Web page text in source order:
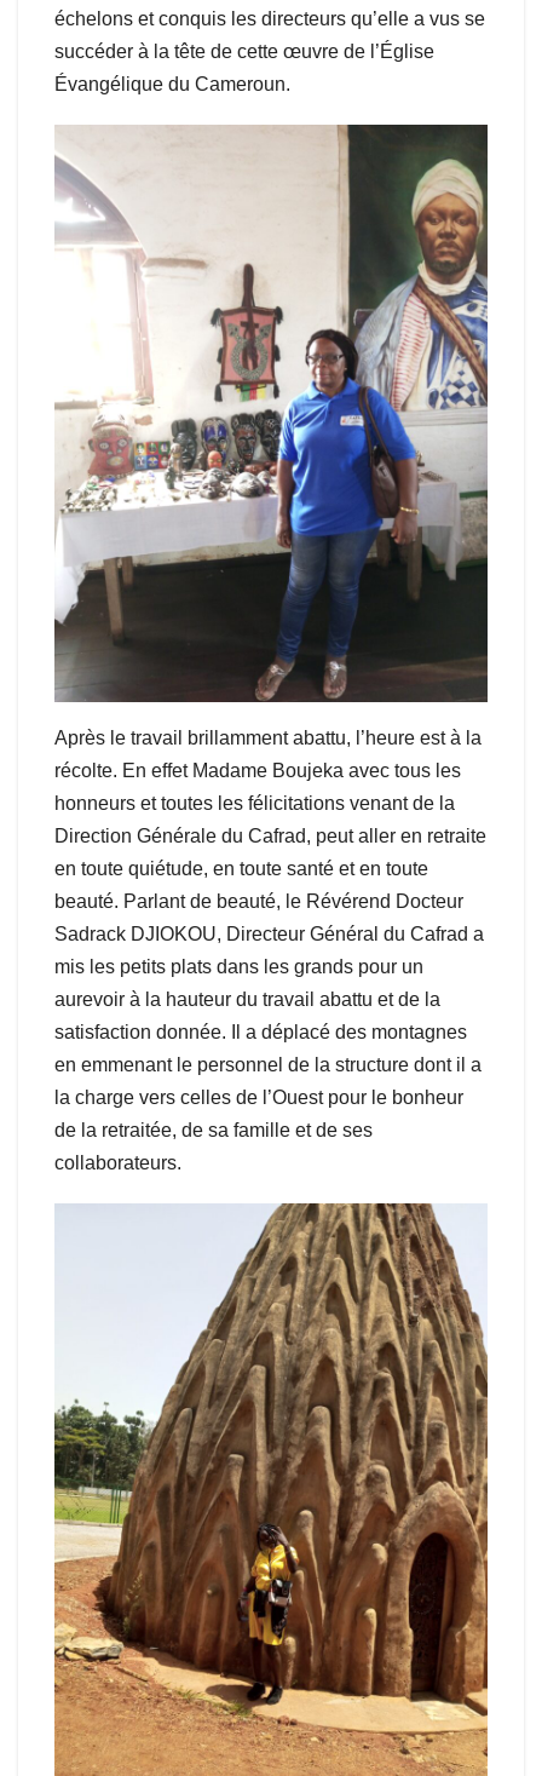
échelons et conquis les directeurs qu’elle a vus se
succéder à la tête de cette œuvre de l’Église
Évangélique du Cameroun.
Après le travail brillamment abattu, l’heure est à la
récolte. En effet Madame Boujeka avec tous les
honneurs et toutes les félicitations venant de la
Direction Générale du Cafrad, peut aller en retraite
en toute quiétude, en toute santé et en toute
beauté. Parlant de beauté, le Révérend Docteur
Sadrack DJIOKOU, Directeur Général du Cafrad a
mis les petits plats dans les grands pour un
aurevoir à la hauteur du travail abattu et de la
satisfaction donnée. Il a déplacé des montagnes
en emmenant le personnel de la structure dont il a
la charge vers celles de l’Ouest pour le bonheur
de la retraitée, de sa famille et de ses
collaborateurs.